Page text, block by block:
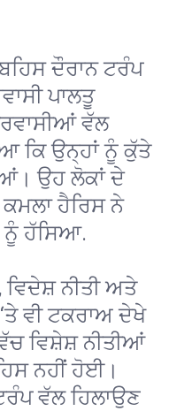
ਦੌਰਾਨ ਟਰੰਪ
ਪਾਲਤੂ
ਵੱਲ
ਕਿ ਉਨ੍ਹਾਂ ਨੂੰ ਕੁੱਤੇ
ਉਹ ਲੋਕਾਂ ਦੇ
ਹੈਰਿਸ ਨੇ
ਨੂੰ ਹੱਸਿਆ.
ਨੀਤੀ ਅਤੇ
ਵੀ ਟਕਰਾਅ ਦੇਖੇ
ਵਿਸ਼ੇਸ਼ ਨੀਤੀਆਂ
ਨਹੀਂ ਹੋਈ।
ਵੱਲ ਹਿਲਾਉਣ